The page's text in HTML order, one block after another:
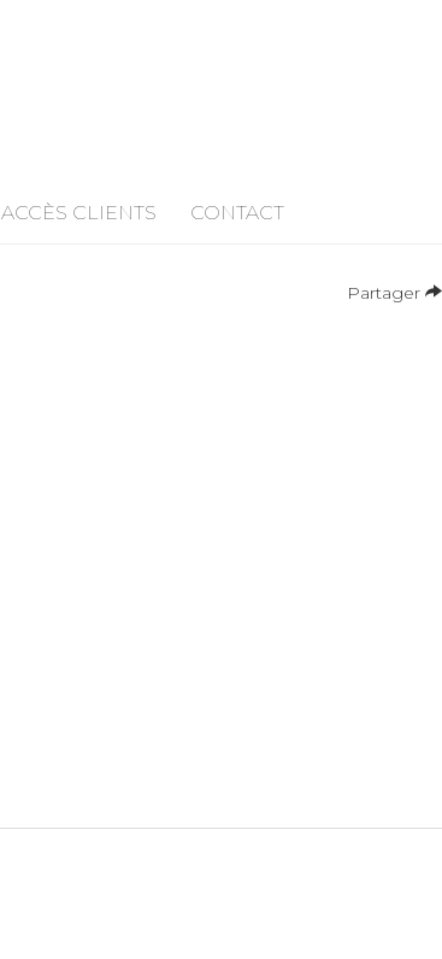
ACCÈS CLIENTS CONTACT
Partager